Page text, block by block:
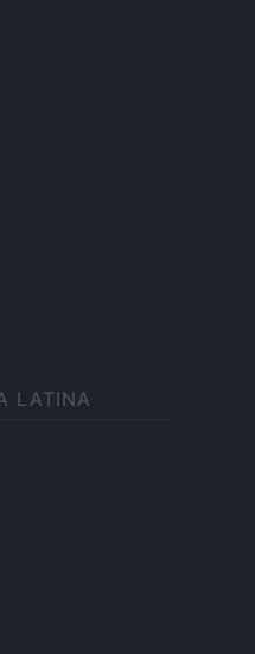
LATINA